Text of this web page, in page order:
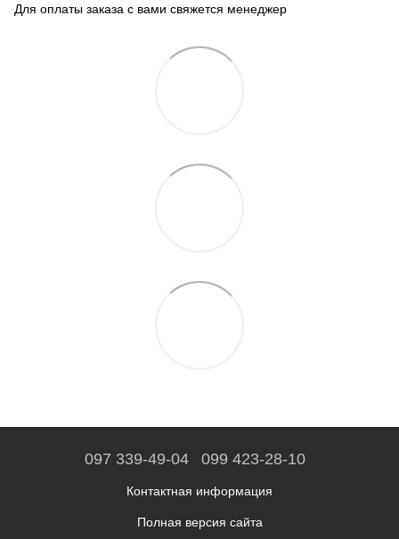
Для оплаты заказа с вами свяжется менеджер
097 339-49-04 099 423-28-10
Контактная информация
Полная версия сайта